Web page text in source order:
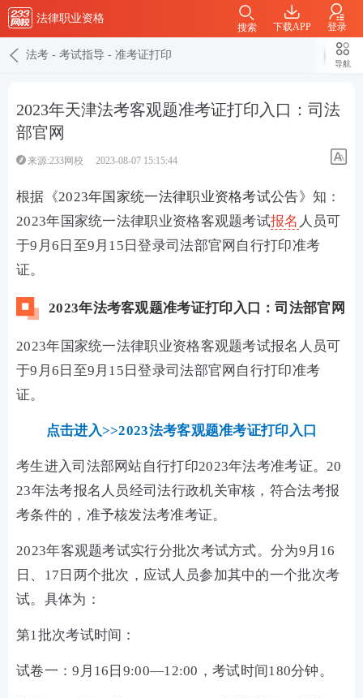
法律职业资格
下载APP 登录
搜索
法考 - 考试指导 - 准考证打印
导航
2023年天津法考客观题准考证打印入口：司法
部官网
来源:233网校 2023-08-07 15:15:44
根据《2023年国家统一法律职业资格考试公告》知：
2023年国家统一法律职业资格客观题考试报名 人员可
于9月6日至9月15日登录司法部官网自行打印准考
证。
2023年法考客观题准考证打印入口：司法部官网
2023年国家统一法律职业资格客观题考试报名人员可
于9月6日至9月15日登录司法部官网自行打印准考
证。
点击进入>>2023法考客观题准考证打印入口
考生进入司法部网站自行打印2023年法考准考证。20
23年法考报名人员经司法行政机关审核，符合法考报
考条件的，准予核发法考准考证。
2023年客观题考试实行分批次考试方式。分为9月16
日、17日两个批次，应试人员参加其中的一个批次考
试。具体为：
第1批次考试时间：
试卷一：9月16日9:00—12:00，考试时间180分钟。